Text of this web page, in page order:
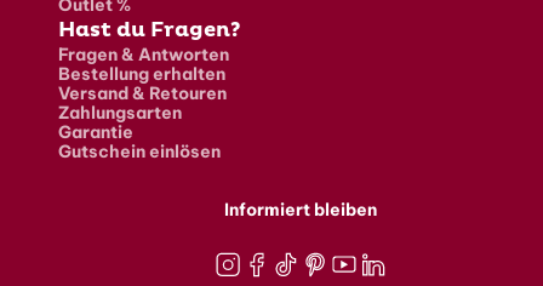
Hast du Fragen?
Fragen & Antworten
Bestellung erhalten
Versand & Retouren
Zahlungsarten
Garantie
Gutschein einlösen
Informiert bleiben